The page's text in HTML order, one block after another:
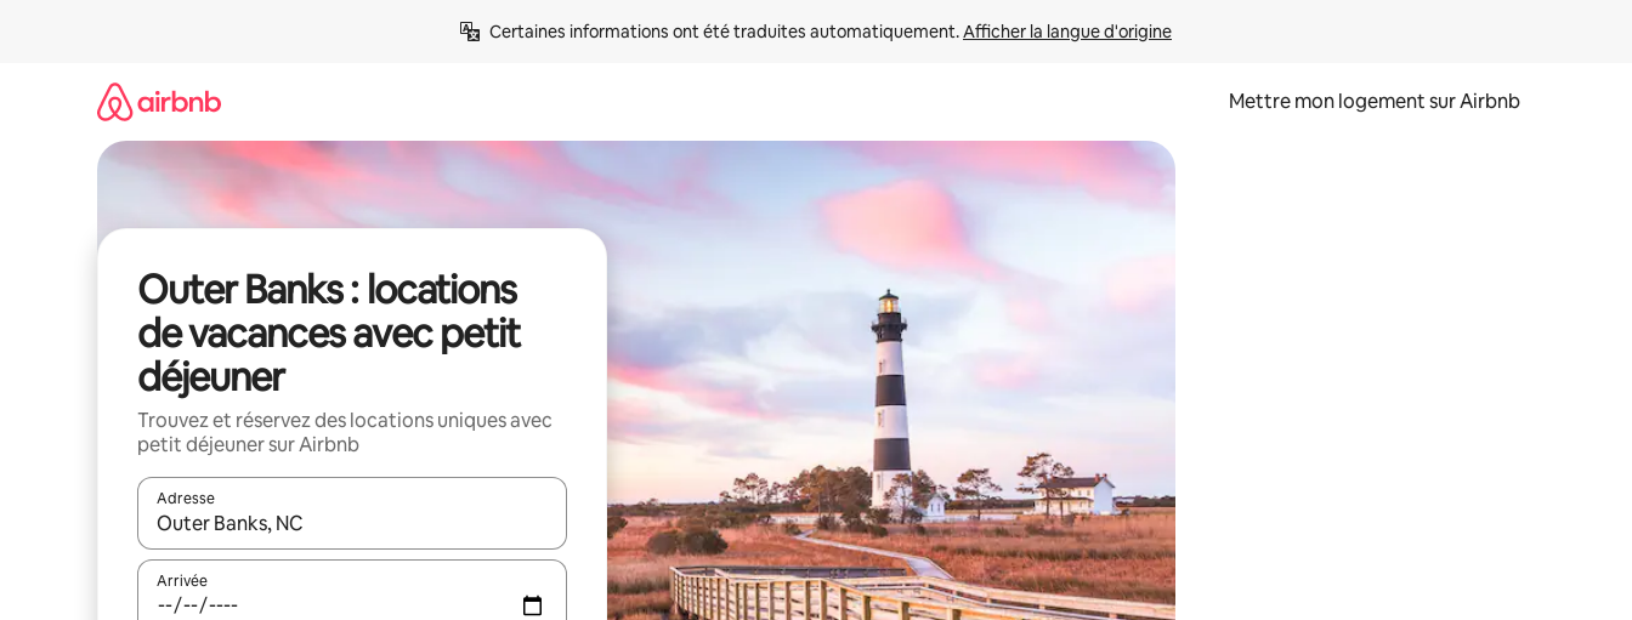
Certaines informations ont été traduites automatiquement. Afficher la langue d'origine
Mettre mon logement sur Airbnb
Outer Banks : locations
de vacances avec petit
déjeuner
Trouvez et réservez des locations uniques avec
petit déjeuner sur Airbnb
Adresse
Lorsque les résultats s'affichent, utilisez les flèches vers le haut et vers le bas pour les parcourir ou en appuyant et en faisant glisser.
Arrivée